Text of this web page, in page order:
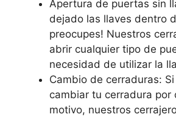
Apertura de puertas sin
dejado las llaves dentro
preocupes! Nuestros
abrir cualquier tipo de
necesidad de utilizar la
Cambio de cerraduras:
cambiar tu cerradura por
motivo, nuestros